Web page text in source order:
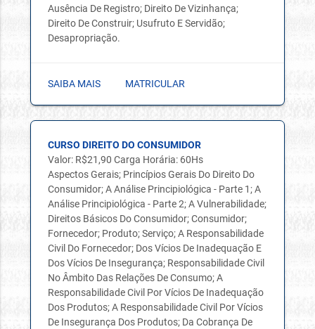
Ausência De Registro; Direito De Vizinhança;
Direito De Construir; Usufruto E Servidão;
Desapropriação.
SAIBA MAIS MATRICULAR
CURSO DIREITO DO CONSUMIDOR
Valor: R$21,90 Carga Horária: 60Hs
Aspectos Gerais; Princípios Gerais Do Direito Do
Consumidor; A Análise Principiológica - Parte 1; A
Análise Principiológica - Parte 2; A Vulnerabilidade;
Direitos Básicos Do Consumidor; Consumidor;
Fornecedor; Produto; Serviço; A Responsabilidade
Civil Do Fornecedor; Dos Vícios De Inadequação E
Dos Vícios De Insegurança; Responsabilidade Civil
No Âmbito Das Relações De Consumo; A
Responsabilidade Civil Por Vícios De Inadequação
Dos Produtos; A Responsabilidade Civil Por Vícios
De Insegurança Dos Produtos; Da Cobrança De